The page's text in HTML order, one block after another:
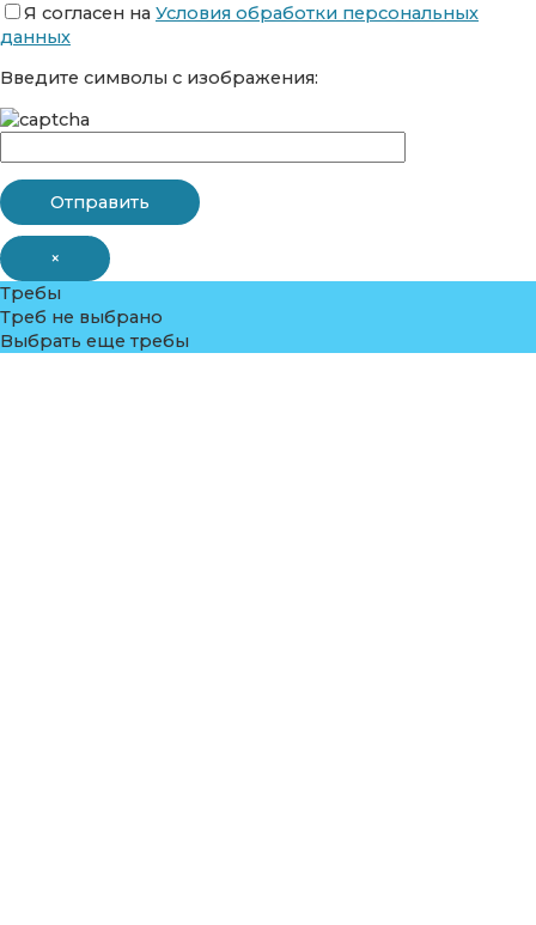
Я согласен на Условия обработки персональных
данных
Введите символы с изображения:
×
Требы
Треб не выбрано
Выбрать еще требы